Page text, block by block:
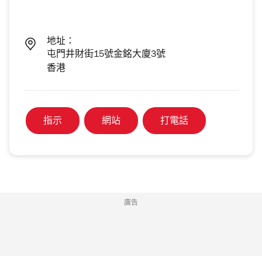
地址：
屯門井財街15號金銘大廈3號
香港
指示 網站 打電話
廣告